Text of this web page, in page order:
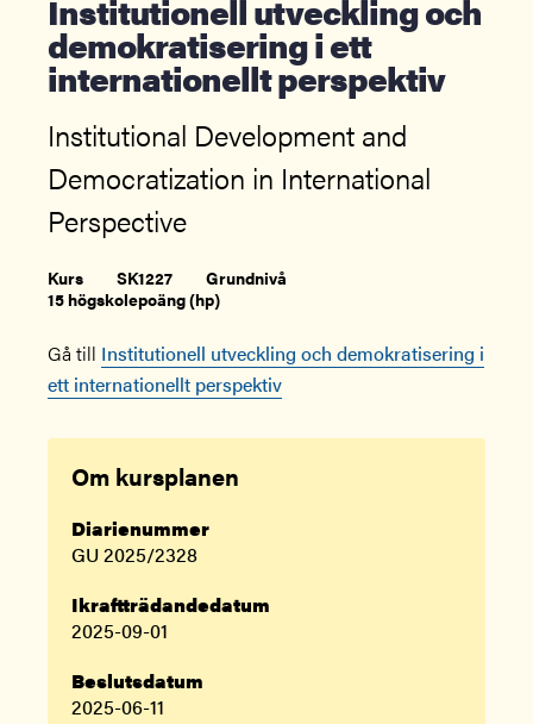
Institutionell utveckling och
demokratisering i ett
internationellt perspektiv
Institutional Development and
Democratization in International
Perspective
Kurs SK1227
Grundnivå
15 högskolepoäng (hp)
Gå till Institutionell utveckling och demokratisering i
ett internationellt perspektiv
Om kursplanen
Diarienummer
GU 2025/2328
Ikraftträdandedatum
2025-09-01
Beslutsdatum
2025-06-11